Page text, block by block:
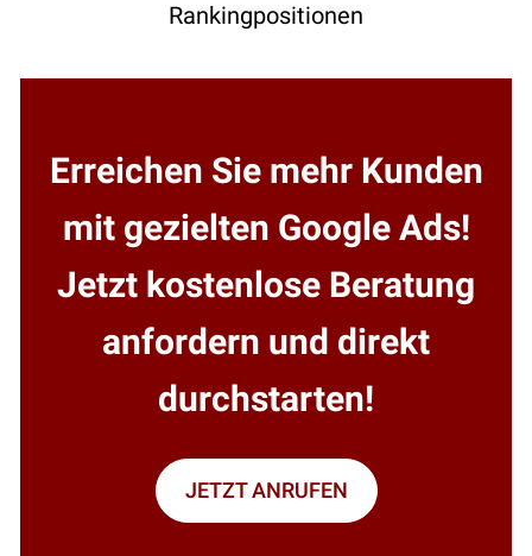
Rankingpositionen
Erreichen Sie mehr Kunden
mit gezielten Google Ads!
Jetzt kostenlose Beratung
anfordern und direkt
durchstarten!
JETZT ANRUFEN